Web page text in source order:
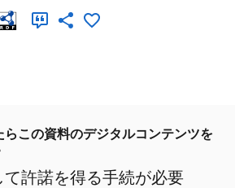
らこの資料のデジタルコンテンツを
て許諾を得る手続が必要